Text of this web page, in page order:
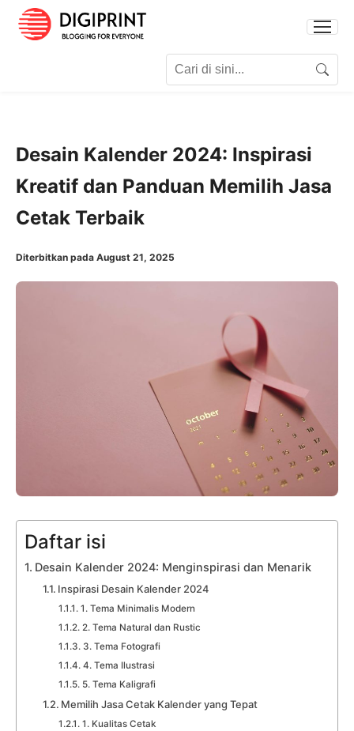
Search
Desain Kalender 2024: Inspirasi
Kreatif dan Panduan Memilih Jasa
Cetak Terbaik
Diterbitkan pada August 21, 2025
Daftar isi
Desain Kalender 2024: Menginspirasi dan Menarik
Inspirasi Desain Kalender 2024
1. Tema Minimalis Modern
2. Tema Natural dan Rustic
3. Tema Fotografi
4. Tema Ilustrasi
5. Tema Kaligrafi
Memilih Jasa Cetak Kalender yang Tepat
1. Kualitas Cetak